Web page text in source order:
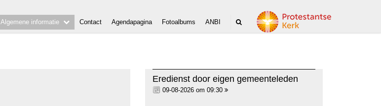
Algemene informatie Contact Agendapagina Fotoalbums ANBI
Eredienst door eigen gemeenteleden
09-08-2026 om 09:30